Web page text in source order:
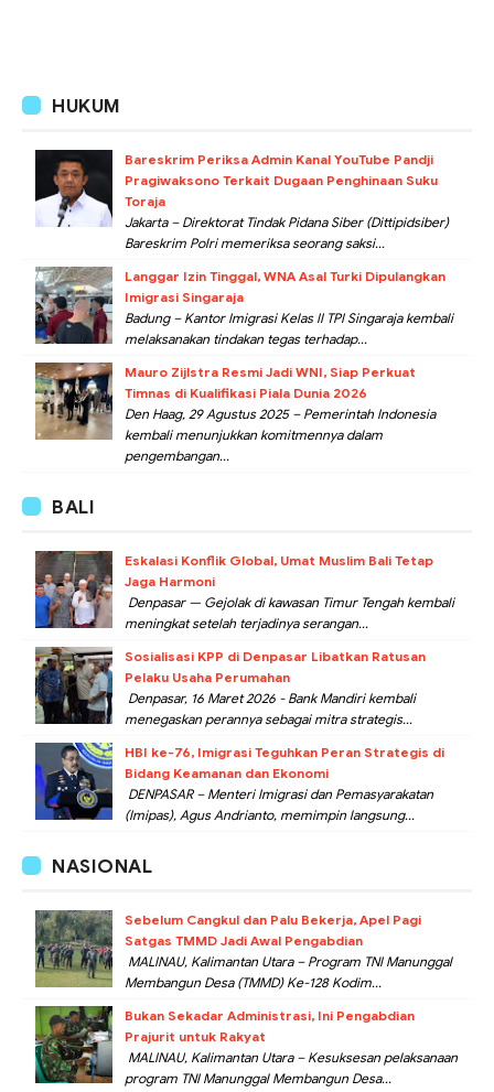
HUKUM
Bareskrim Periksa Admin Kanal YouTube Pandji
Pragiwaksono Terkait Dugaan Penghinaan Suku
Toraja
Jakarta – Direktorat Tindak Pidana Siber (Dittipidsiber)
Bareskrim Polri memeriksa seorang saksi...
Langgar Izin Tinggal, WNA Asal Turki Dipulangkan
Imigrasi Singaraja
Badung – Kantor Imigrasi Kelas II TPI Singaraja kembali
melaksanakan tindakan tegas terhadap...
Mauro Zijlstra Resmi Jadi WNI, Siap Perkuat
Timnas di Kualifikasi Piala Dunia 2026
Den Haag, 29 Agustus 2025 – Pemerintah Indonesia
kembali menunjukkan komitmennya dalam
pengembangan...
BALI
Eskalasi Konflik Global, Umat Muslim Bali Tetap
Jaga Harmoni
Denpasar — Gejolak di kawasan Timur Tengah kembali
meningkat setelah terjadinya serangan...
Sosialisasi KPP di Denpasar Libatkan Ratusan
Pelaku Usaha Perumahan
Denpasar, 16 Maret 2026 - Bank Mandiri kembali
menegaskan perannya sebagai mitra strategis...
HBI ke-76, Imigrasi Teguhkan Peran Strategis di
Bidang Keamanan dan Ekonomi
DENPASAR – Menteri Imigrasi dan Pemasyarakatan
(Imipas), Agus Andrianto, memimpin langsung...
NASIONAL
Sebelum Cangkul dan Palu Bekerja, Apel Pagi
Satgas TMMD Jadi Awal Pengabdian
MALINAU, Kalimantan Utara – Program TNI Manunggal
Membangun Desa (TMMD) Ke-128 Kodim...
Bukan Sekadar Administrasi, Ini Pengabdian
Prajurit untuk Rakyat
MALINAU, Kalimantan Utara – Kesuksesan pelaksanaan
program TNI Manunggal Membangun Desa...